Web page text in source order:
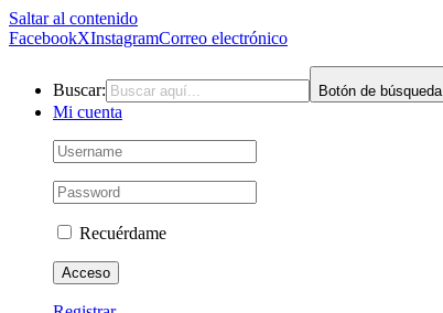
Saltar al contenido
FacebookXInstagramCorreo electrónico
Buscar: Botón de búsqueda
Mi cuenta
Recuérdame